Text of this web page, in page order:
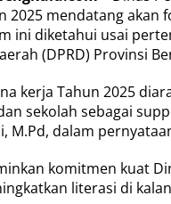
2025 mendatang akan
ini diketahui usai
(DPRD) Provinsi
kerja Tahun 2025
sekolah sebagai
M.Pd, dalam
komitmen kuat
literasi di